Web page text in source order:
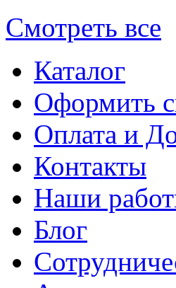
Смотреть все
Каталог
Оформить
Оплата и
Контакты
Наши
Блог